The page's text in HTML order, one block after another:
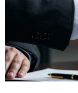
Colaboradores
Internacional
Cultura